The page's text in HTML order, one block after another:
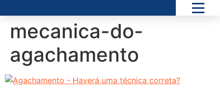
mecanica-do-
agachamento